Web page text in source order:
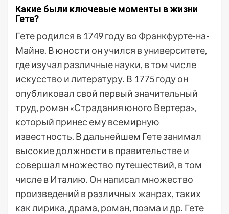
Какие были ключевые моменты в жизни
Гете?
Гете родился в 1749 году во Франкфурте-на-
Майне. В юности он учился в университете,
где изучал различные науки, в том числе
искусство и литературу. В 1775 году он
опубликовал свой первый значительный
труд, роман «Страдания юного Вертера»,
который принес ему всемирную
известность. В дальнейшем Гете занимал
высокие должности в правительстве и
совершал множество путешествий, в том
числе в Италию. Он написал множество
произведений в различных жанрах, таких
как лирика, драма, роман, поэма и др. Гете